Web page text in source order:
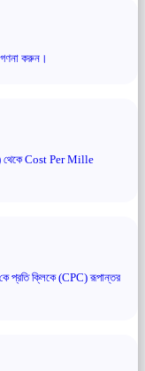
গণনা করুন।
থেকে Cost Per Mille
প্রতি ক্লিকে (CPC) রূপান্তর